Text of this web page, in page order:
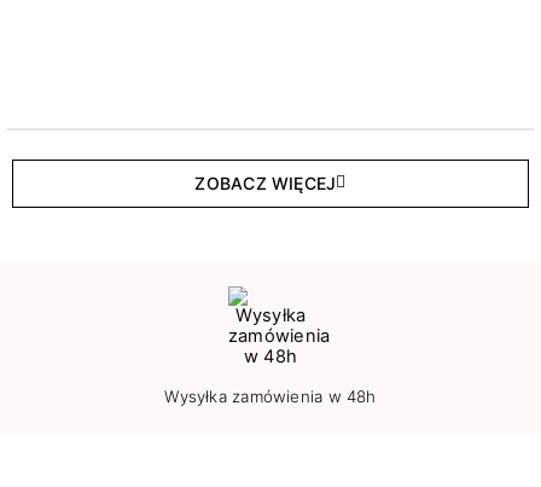
ZOBACZ WIĘCEJ
Wysyłka zamówienia w 48h